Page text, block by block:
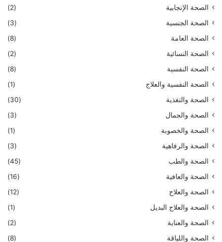
الصحة الإنجابية
(2)
الصحة الجنسية
(3)
الصحة العامة
(8)
الصحة النسائية
(2)
الصحة النفسية
(8)
الصحة النفسية والعلاج
(1)
الصحة والتغذية
(30)
الصحة والجمال
(3)
الصحة والخصوبة
(1)
الصحة والرفاهية
(3)
الصحة والطب
(45)
الصحة والعافية
(16)
الصحة والعلاج
(12)
الصحة والعلاج البديل
(1)
الصحة والعناية
(2)
الصحة واللياقة
(8)